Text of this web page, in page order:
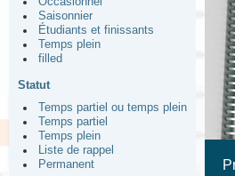
Saisonnier
Étudiants et finissants
Temps plein
filled
Statut
Temps partiel ou temps plein
Temps partiel
Temps plein
Liste de rappel
Permanent